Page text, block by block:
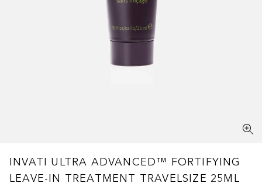
INVATI ULTRA ADVANCED™ FORTIFYING
LEAVE-IN TREATMENT TRAVELSIZE 25ML